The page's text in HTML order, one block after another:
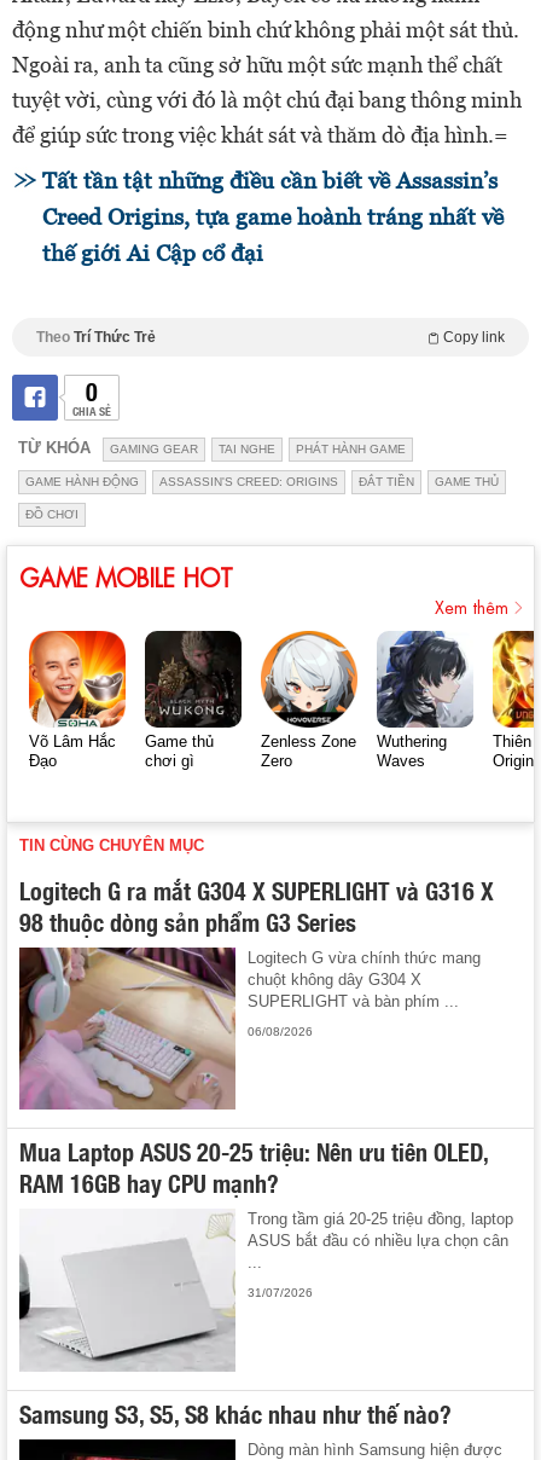
động như một chiến binh chứ không phải một sát thủ.
Ngoài ra, anh ta cũng sở hữu một sức mạnh thể chất
tuyệt vời, cùng với đó là một chú đại bang thông minh
để giúp sức trong việc khát sát và thăm dò địa hình.=
Tất tần tật những điều cần biết về Assassin’s
Creed Origins, tựa game hoành tráng nhất về
thế giới Ai Cập cổ đại
Theo Trí Thức Trẻ Copy link
0
CHIA SẺ
TỪ KHÓA GAMING GEAR TAI NGHE PHÁT HÀNH GAME
GAME HÀNH ĐỘNG ASSASSIN'S CREED: ORIGINS ĐẮT TIỀN GAME THỦ
ĐỒ CHƠI
GAME MOBILE HOT
Xem thêm
Võ Lâm Hắc
Đạo
Game thủ
chơi gì
Zenless Zone
Zero
Wuthering
Waves
Thiên
Origin
TIN CÙNG CHUYÊN MỤC
Logitech G ra mắt G304 X SUPERLIGHT và G316 X
98 thuộc dòng sản phẩm G3 Series
Logitech G vừa chính thức mang
chuột không dây G304 X
SUPERLIGHT và bàn phím ...
06/08/2026
Mua Laptop ASUS 20-25 triệu: Nên ưu tiên OLED,
RAM 16GB hay CPU mạnh?
Trong tầm giá 20-25 triệu đồng, laptop
ASUS bắt đầu có nhiều lựa chọn cân
...
31/07/2026
Samsung S3, S5, S8 khác nhau như thế nào?
Dòng màn hình Samsung hiện được